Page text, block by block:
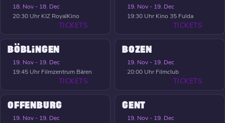
18. Nov - 18. Dec
20:30 Uhr KIZ RoyalKino
TICKETS
19. Nov - 19. Dec
19:30 Uhr Kino 35 Fulda
TICKETS
BÖBLINGEN
19. Nov - 19. Dec
19:45 Uhr Filmzentrum Bären
TICKETS
BOZEN
19. Nov - 19. Dec
20:00 Uhr Filmclub
TICKETS
OFFENBURG
19. Nov - 19. Dec
GENT
19. Nov - 19. Dec